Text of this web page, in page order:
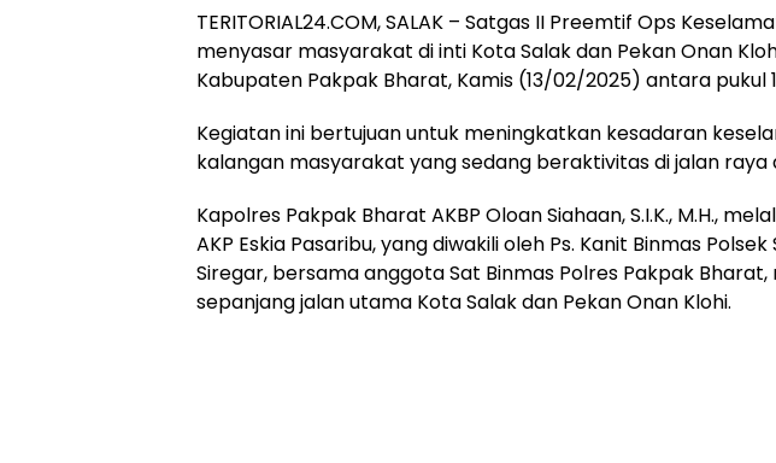
TERITORIAL24.COM, SALAK – Satgas II Preemtif Ops
menyasar masyarakat di inti Kota Salak dan Pekan Onan
Kabupaten Pakpak Bharat, Kamis (13/02/2025) antara pukul
Kegiatan ini bertujuan untuk meningkatkan kesadaran
kalangan masyarakat yang sedang beraktivitas di jalan raya
Kapolres Pakpak Bharat AKBP Oloan Siahaan, S.I.K., M.H.,
AKP Eskia Pasaribu, yang diwakili oleh Ps. Kanit Binmas
Siregar, bersama anggota Sat Binmas Polres Pakpak
sepanjang jalan utama Kota Salak dan Pekan Onan Klohi.